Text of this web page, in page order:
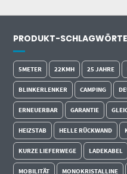
PRODUKT-
5METER 22KMH 25 JAHRE
BLINKERLENKER CAMPING
ERNEUERBAR GARANTIE
HEIZSTAB HELLE RÜCKWAND
KURZE LIEFERWEGE LADEKABEL
MOBILITÄT MONOKRISTALLINE